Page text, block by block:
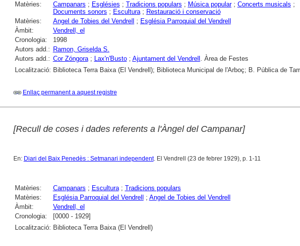
Matèries: Campanars ; Esglésies ; Tradicions populars ; Música popular; Concerts musicals ;
Documents sonors ; Escultura; Restauració i conservació
Matèries:
Angel de Tobies del Vendrell ; Església Parroquial del Vendrell
Àmbit:
Vendrell, el
Cronologia:
1998
Autors add.: Ramon, Griselda S.
Autors add.: Cor Zóngora; Lax'n'Busto; Ajuntament del Vendrell . Àrea de Festes
Localització: Biblioteca Terra Baixa (El Vendrell); Biblioteca Municipal de l'Arboç; B. Pública de
Enllaç permanent a aquest registre
[Recull de coses i dades referents a l'Àngel del Campanar]
En: Diari del Baix Penedès : Setmanari independent. El Vendrell (23 de febrer 1929), p. 1-11
Matèries: Campanars ; Escultura; Tradicions populars
Matèries:
Església Parroquial del Vendrell ; Angel de Tobies del Vendrell
Àmbit:
Vendrell, el
Cronologia:
[0000 - 1929]
Localització: Biblioteca Terra Baixa (El Vendrell)